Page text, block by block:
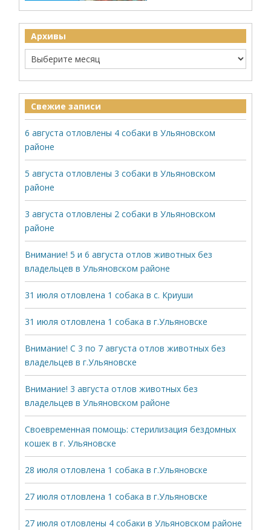
Архивы
Свежие записи
6 августа отловлены 4 собаки в Ульяновском
районе
5 августа отловлены 3 собаки в Ульяновском
районе
3 августа отловлены 2 собаки в Ульяновском
районе
Внимание! 5 и 6 августа отлов животных без
владельцев в Ульяновском районе
31 июля отловлена 1 собака в с. Криуши
31 июля отловлена 1 собака в г.Ульяновске
Внимание! С 3 по 7 августа отлов животных без
владельцев в г.Ульяновске
Внимание! 3 августа отлов животных без
владельцев в Ульяновском районе
Своевременная помощь: стерилизация бездомных
кошек в г. Ульяновске
28 июля отловлена 1 собака в г.Ульяновске
27 июля отловлена 1 собака в г.Ульяновске
27 июля отловлены 4 собаки в Ульяновском районе